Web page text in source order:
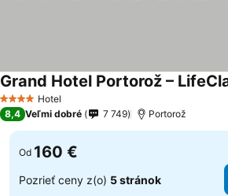
4 Počet hviezdičiek
Hotel
8,4 Veľmi dobré 7 749 Portorož
Od 160 €
Pozrieť ceny z(o) 5 stránok